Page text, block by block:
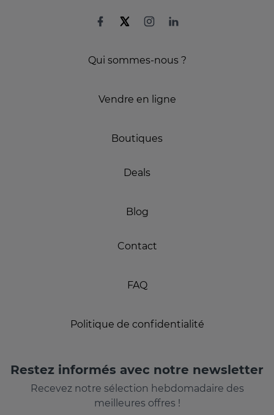
Qui sommes-nous ?
Vendre en ligne
Boutiques
Deals
Blog
Contact
FAQ
Politique de confidentialité
Restez informés avec notre newsletter
Recevez notre sélection hebdomadaire des
meilleures offres !